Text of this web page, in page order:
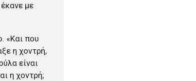
με
«Και που
η χοντρή,
είναι
η χοντρή;